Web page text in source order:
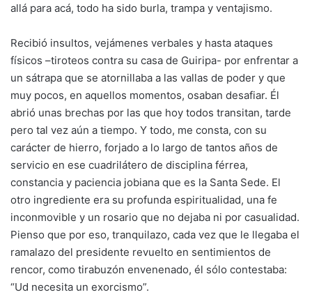
allá para acá, todo ha sido burla, trampa y ventajismo.
Recibió insultos, vejámenes verbales y hasta ataques
físicos –tiroteos contra su casa de Guiripa- por enfrentar a
un sátrapa que se atornillaba a las vallas de poder y que
muy pocos, en aquellos momentos, osaban desafiar. Él
abrió unas brechas por las que hoy todos transitan, tarde
pero tal vez aún a tiempo. Y todo, me consta, con su
carácter de hierro, forjado a lo largo de tantos años de
servicio en ese cuadrilátero de disciplina férrea,
constancia y paciencia jobiana que es la Santa Sede. El
otro ingrediente era su profunda espiritualidad, una fe
inconmovible y un rosario que no dejaba ni por casualidad.
Pienso que por eso, tranquilazo, cada vez que le llegaba el
ramalazo del presidente revuelto en sentimientos de
rencor, como tirabuzón envenenado, él sólo contestaba:
“Ud necesita un exorcismo”.